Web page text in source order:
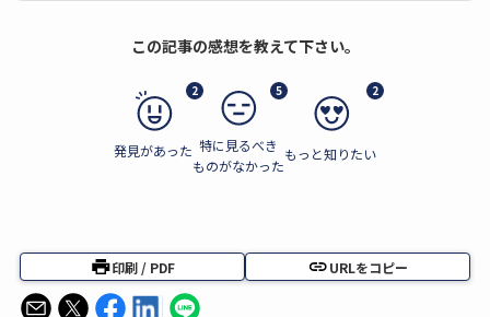
この記事の感想を教えて下さい。
2
発見があった
5
特に見るべき
ものがなかった
2
もっと知りたい
印刷 / PDF URLをコピー